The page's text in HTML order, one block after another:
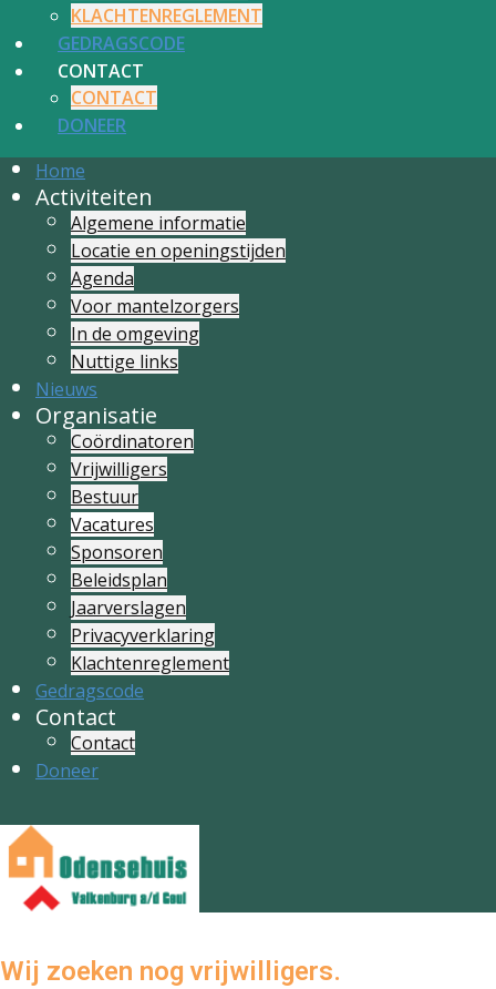
KLACHTENREGLEMENT
GEDRAGSCODE
CONTACT
CONTACT
DONEER
Home
Activiteiten
Algemene informatie
Locatie en openingstijden
Agenda
Voor mantelzorgers
In de omgeving
Nuttige links
Nieuws
Organisatie
Coördinatoren
Vrijwilligers
Bestuur
Vacatures
Sponsoren
Beleidsplan
Jaarverslagen
Privacyverklaring
Klachtenreglement
Gedragscode
Contact
Contact
Doneer
Wij zoeken nog vrijwilligers.